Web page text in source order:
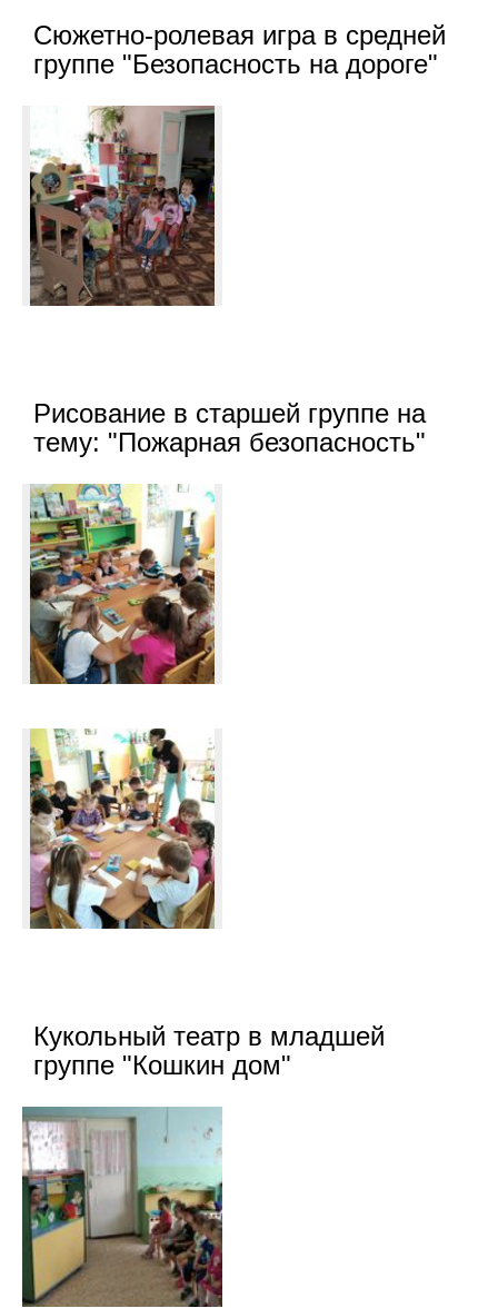
Сюжетно-ролевая игра в средней
группе "Безопасность на дороге"
Рисование в старшей группе на
тему: "Пожарная безопасность"
Кукольный театр в младшей
группе "Кошкин дом"